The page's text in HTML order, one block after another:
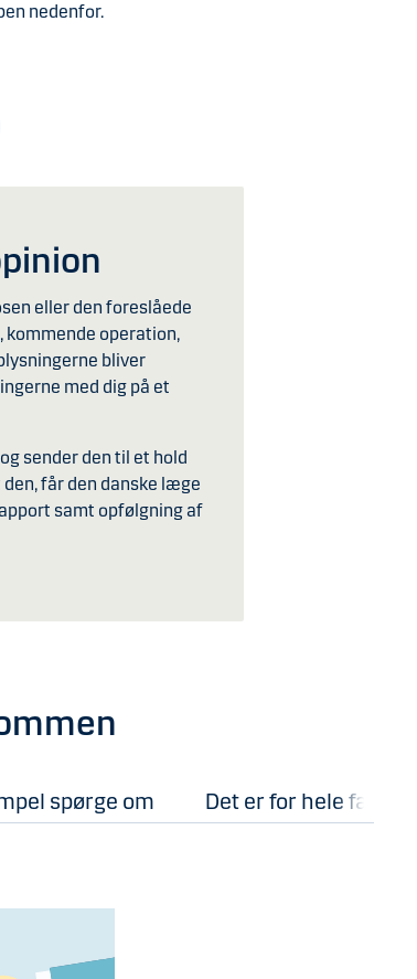
nedenfor.
eller den foreslåede
kommende operation,
bliver
med dig på et
sender den til et hold
får den danske læge
samt opfølgning af
spørge om Det er for hele familien